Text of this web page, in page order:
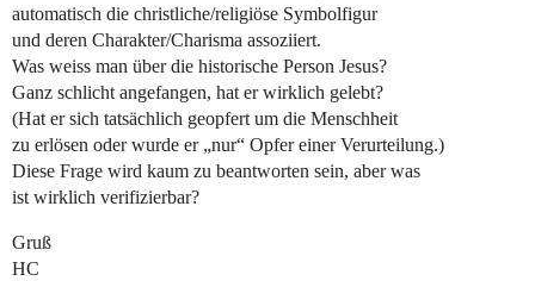
automatisch die christliche/religiöse Symbolfigur
und deren Charakter/Charisma assoziiert.
Was weiss man über die historische Person Jesus?
Ganz schlicht angefangen, hat er wirklich gelebt?
(Hat er sich tatsächlich geopfert um die Menschheit
zu erlösen oder wurde er „nur“ Opfer einer Verurteilung.)
Diese Frage wird kaum zu beantworten sein, aber was
ist wirklich verifizierbar?
Gruß
HC